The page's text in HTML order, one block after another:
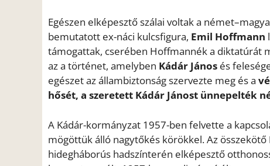
Egészen elképesztő szálai voltak a
bemutatott ex-náci kulcsfigura, Emil Hoffmann
támogattak, cserében Hoffmannék a diktatúrát
az a történet, amelyben Kádár János és
egészet az állambiztonság szervezte meg és a
hősét, a szeretett Kádár Jánost ünnepelték
A Kádár-kormányzat 1957-ben felvette a
mögöttük álló nagytőkés körökkel. Az
hidegháborús hadszínterén elképesztő